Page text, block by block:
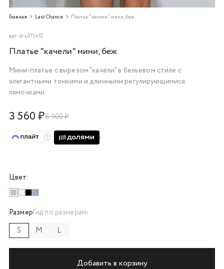
Главная Last Chance Платье "качели" мини, беж
арт.drs/211/v12
Платье "качели" мини, беж
Мини-платье с вырезом "качели" в бельевом стиле с
элегантными тонкими и длинными регулирующимися
лямочками.
3 560 ₽8 900 ₽
Цвет
РазмерГид по размерам
S
M L
Добавить в корзину
Оставшиеся75% будут
списываться с вашей карты
по
Подробнее
об оплате Плайтом
Остались вопросы?